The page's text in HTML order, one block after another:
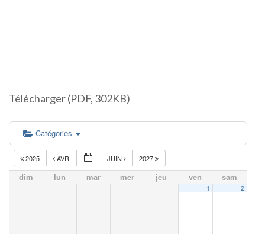
Télécharger (PDF, 302KB)
Catégories
2025 AVR JUIN 2027
dim lun mar mer jeu ven sam
1 2